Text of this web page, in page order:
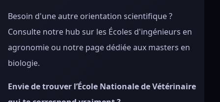
Besoin d'une autre orientation scientifique ?
Consulte notre hub sur les Écoles d'ingénieurs en
agronomie ou notre page dédiée aux masters en
biologie.
Envie de trouver l’École Nationale de Vétérinaire